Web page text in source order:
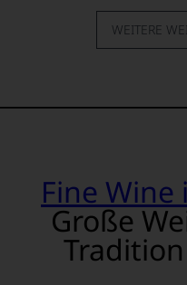
WEITERE
Fine
Große